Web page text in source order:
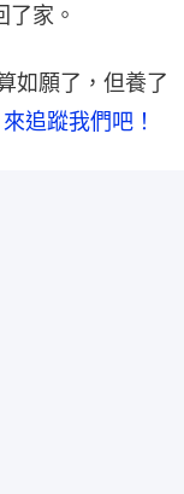
家。
如願了，但養了
追蹤我們吧！